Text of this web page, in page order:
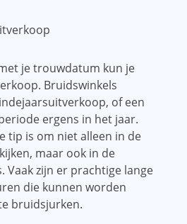
je trouwdatum kun je
Bruidswinkels
of een
ergens in het jaar.
tip is om niet alleen in de
maar ook in de
Vaak zijn er prachtige lange
die kunnen worden
bruidsjurken.